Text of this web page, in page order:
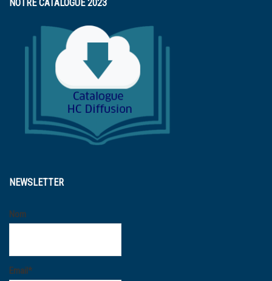
NOTRE CATALOGUE 2023
NEWSLETTER
Nom
Email*